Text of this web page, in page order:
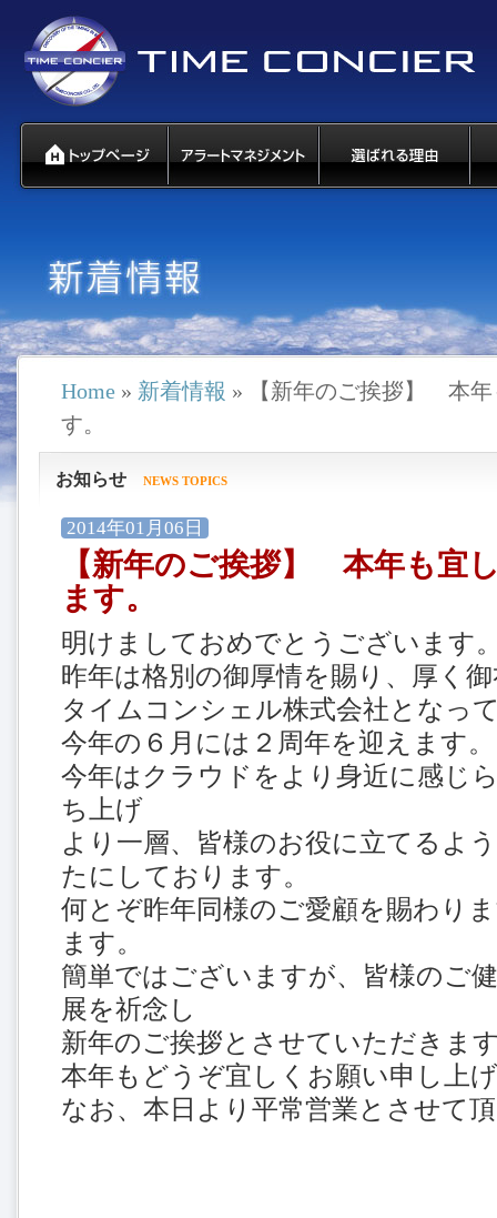
Home » 新着情報 » 【新年のご挨拶】 本年
す。
お知らせ NEWS TOPICS
2014年01月06日
【新年のご挨拶】 本年も宜
ます。
明けましておめでとうございます
昨年は格別の御厚情を賜り、厚く
タイムコンシェル株式会社となっ
今年の６月には２周年を迎えます。
今年はクラウドをより身近に感じ
ち上げ
より一層、皆様のお役に立てるよ
たにしております。
何とぞ昨年同様のご愛顧を賜わり
ます。
簡単ではございますが、皆様のご
展を祈念し
新年のご挨拶とさせていただきま
本年もどうぞ宜しくお願い申し上
なお、本日より平常営業とさせて